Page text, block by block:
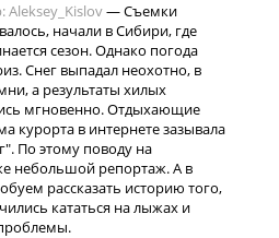
Aleksey_Kislov— Съемки
начали в Сибири, где
сезон. Однако погода
Снег выпадал неохотно, в
а результаты хилых
мгновенно. Отдыхающие
курорта в интернете зазывала
По этому поводу на
небольшой репортаж. А в
рассказать историю того,
кататься на лыжах и